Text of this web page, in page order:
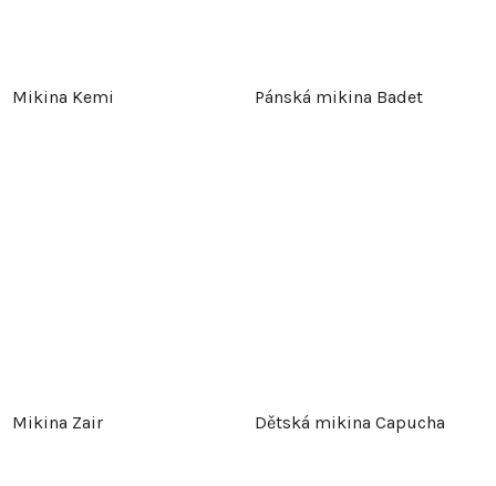
Mikina Kemi Pánská mikina Badet
Mikina Zair Dětská mikina Capucha